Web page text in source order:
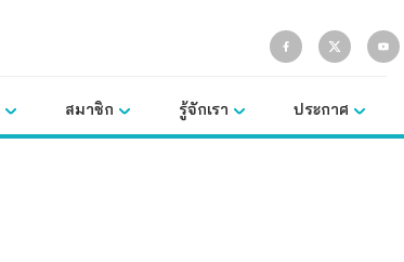
สมาชิก รู้จักเรา ประกาศ